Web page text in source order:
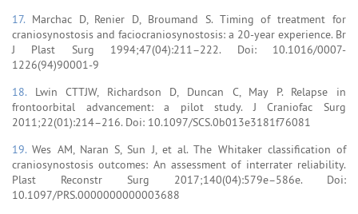
17. Marchac D, Renier D, Broumand S. Timing of treatment for
craniosynostosis and faciocraniosynostosis: a 20-year experience. Br
J Plast Surg 1994;47(04):211–222. Doi: 10.1016/0007-
1226(94)90001-9
18. Lwin CTTJW, Richardson D, Duncan C, May P. Relapse in
frontoorbital advancement: a pilot study. J Craniofac Surg
2011;22(01):214–216. Doi: 10.1097/SCS.0b013e3181f76081
19.Wes AM, Naran S, Sun J, et al. The Whitaker classification of
craniosynostosis outcomes: An assessment of interrater reliability.
Plast Reconstr Surg 2017;140(04):579e–586e. Doi:
10.1097/PRS.0000000000003688